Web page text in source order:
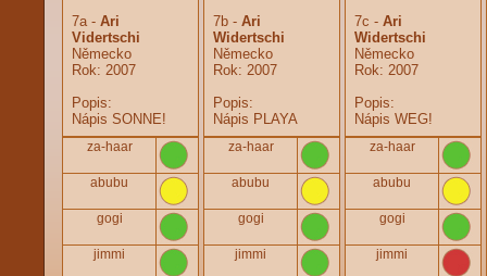
7a - Ari
Vidertschi
Německo
Rok: 2007
Popis:
Nápis SONNE!
za-haar
abubu
gogi
jimmi
7b - Ari
Widertschi
Německo
Rok: 2007
Popis:
Nápis PLAYA
za-haar
abubu
gogi
jimmi
7c - Ari
Widertschi
Německo
Rok: 2007
Popis:
Nápis WEG!
za-haar
abubu
gogi
jimmi